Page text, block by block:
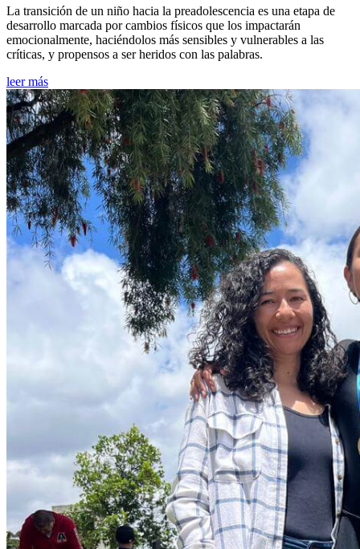
La transición de un niño hacia la preadolescencia es una etapa de
desarrollo marcada por cambios físicos que los impactarán
emocionalmente, haciéndolos más sensibles y vulnerables a las
críticas, y propensos a ser heridos con las palabras.
leer más